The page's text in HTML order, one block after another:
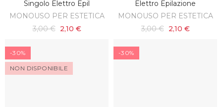
Singolo Elettro Epil
MONOUSO PER ESTETICA
3,00 € 2,10 €
Elettro Epilazione
MONOUSO PER ESTETICA
3,00 € 2,10 €
-30%
NON DISPONIBILE
-30%